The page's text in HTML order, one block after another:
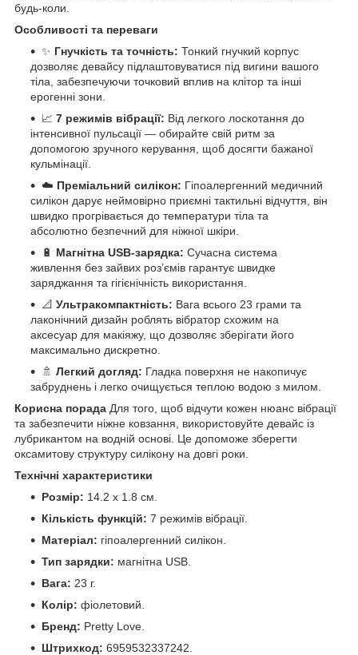
будь-коли.
Особливості та переваги
✨ Гнучкість та точність: Тонкий гнучкий корпус
дозволяє девайсу підлаштовуватися під вигини вашого
тіла, забезпечуючи точковий вплив на клітор та інші
ерогенні зони.
📈 7 режимів вібрації: Від легкого лоскотання до
інтенсивної пульсації — обирайте свій ритм за
допомогою зручного керування, щоб досягти бажаної
кульмінації.
☁️ Преміальний силікон: Гіпоалергенний медичний
силікон дарує неймовірно приємні тактильні відчуття, він
швидко прогрівається до температури тіла та
абсолютно безпечний для ніжної шкіри.
🔋 Магнітна USB-зарядка: Сучасна система
живлення без зайвих роз’ємів гарантує швидке
заряджання та гігієнічність використання.
📐 Ультракомпактність: Вага всього 23 грами та
лаконічний дизайн роблять вібратор схожим на
аксесуар для макіяжу, що дозволяє зберігати його
максимально дискретно.
🚿 Легкий догляд: Гладка поверхня не накопичує
забруднень і легко очищується теплою водою з милом.
Корисна порада Для того, щоб відчути кожен нюанс вібрації
та забезпечити ніжне ковзання, використовуйте девайс із
лубрикантом на водній основі. Це допоможе зберегти
оксамитову структуру силікону на довгі роки.
Технічні характеристики
Розмір: 14.2 х 1.8 см.
Кількість функцій: 7 режимів вібрації.
Матеріал: гіпоалергенний силікон.
Тип зарядки: магнітна USB.
Вага: 23 г.
Колір: фіолетовий.
Бренд: Pretty Love.
Штрихкод: 6959532337242.